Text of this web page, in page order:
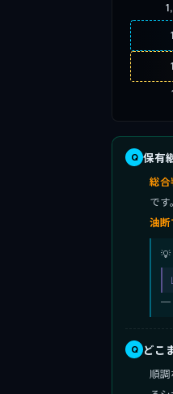
保有
総
で
油
─
どこ
順